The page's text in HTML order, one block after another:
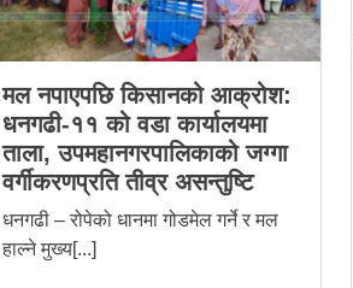
मल नपाएपछि किसानको आक्रोश:
धनगढी-११ को वडा कार्यालयमा
ताला, उपमहानगरपालिकाको जग्गा
वर्गीकरणप्रति तीव्र असन्तुष्टि
धनगढी – रोपेको धानमा गोडमेल गर्ने र मल
हाल्ने मुख्य[...]